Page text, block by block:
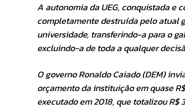
A autonomia da UEG, conquistada e
completamente destruída pelo atual
universidade, transferindo-a para o
excluindo-a de toda a qualquer
O governo Ronaldo Caiado (DEM)
orçamento da instituição em quase
executado em 2018, que totalizou R$